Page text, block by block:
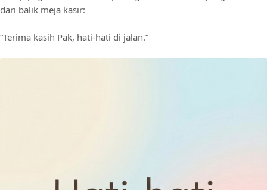
dari balik meja kasir:
“Terima kasih Pak, hati-hati di jalan.”